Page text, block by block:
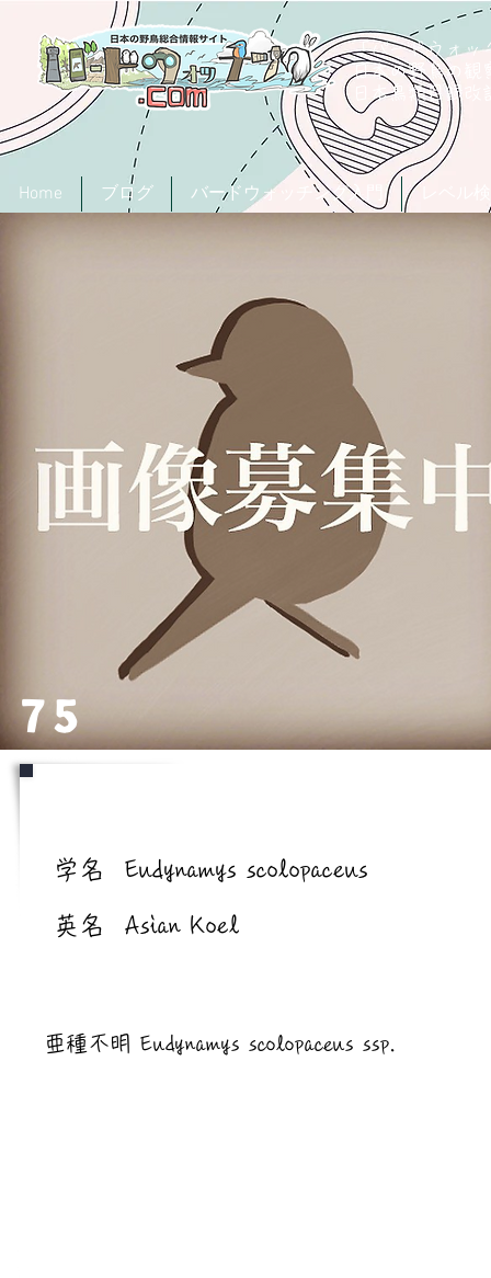
「バードウォッ
日本の野鳥の観
日本鳥類目録
Home ブログ バードウォッチング入門
75
学名 Eudynamys scolopaceus
英名 Asian Koel
亜種不明 Eudynamys scolopaceus ssp.